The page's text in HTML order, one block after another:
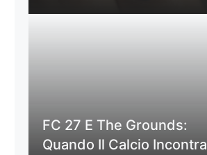
FC 27 E The Grounds:
Quando Il Calcio Incontra